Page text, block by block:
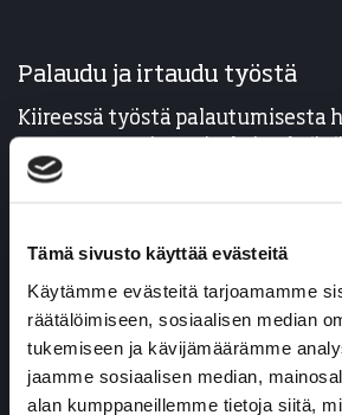
Tämä sivusto käyttää evästeitä
Käytämme evästeitä tarjoamamme
räätälöimiseen, sosiaalisen median
tukemiseen ja kävijämäärämme
jaamme sosiaalisen median,
alan kumppaneillemme tietoja siitä,
Palaudu ja irtaudu työstä
Kiireessä työstä palautumisesta
vain saada tehdyksi.
työajatuksia: katsele ulos
venyttele, ota muutama hiukan
uloshengitys.
Pienillä asioilla on merkitystä
kokonaisuuden kannalta.